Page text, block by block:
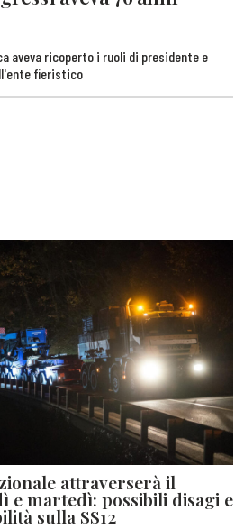
aveva ricoperto i ruoli di presidente e
fieristico
attraverserà il
e martedì: possibili disagi e
sulla SS12